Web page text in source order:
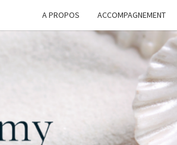
A PROPOS ACCOMPAGNEMENT